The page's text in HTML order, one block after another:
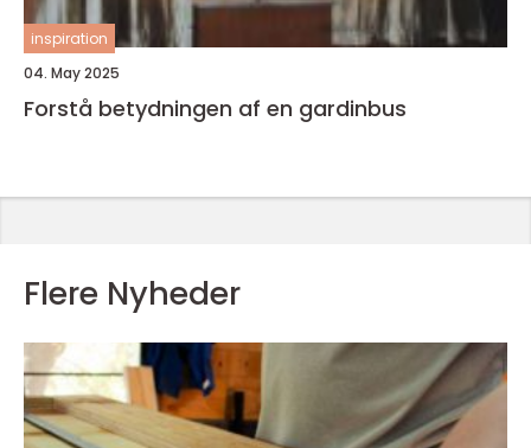
inspiration
04. May 2025
Forstå betydningen af en gardinbus
Flere Nyheder